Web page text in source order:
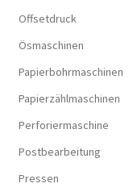
Offsetdruck
Ösmaschinen
Papierbohrmaschinen
Papierzählmaschinen
Perforiermaschine
Postbearbeitung
Pressen